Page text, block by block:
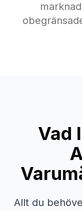
Vad
Allt du